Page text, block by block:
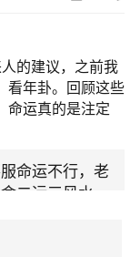
浪淹船船没
知足常乐。做
经营事业成长
巨浪淹船船没
可出外。恋爱
的建议，之前我
看年卦。回顾这些
命运真的是注定
命运不行，老
二运三风水，
太岁，看年